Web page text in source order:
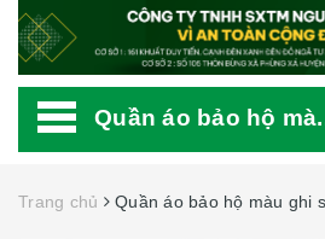
Quần áo bảo hộ
Trang chủ Quần áo bảo hộ màu ghi